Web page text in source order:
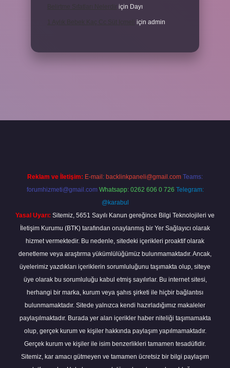
için Dayı
için admin
Reklam ve İletişim: E-mail: backlinkpaneli@gmail.com Teams:
forumhizmeti@gmail.com Whatsapp: 0262 606 0 726 Telegram:
@karabul
Yasal Uyarı: Sitemiz, 5651 Sayılı Kanun gereğince Bilgi Teknolojileri ve
İletişim Kurumu (BTK) tarafından onaylanmış bir Yer Sağlayıcı olarak
hizmet vermektedir. Bu nedenle, sitedeki içerikleri proaktif olarak
denetleme veya araştırma yükümlülüğümüz bulunmamaktadır. Ancak,
üyelerimiz yazdıkları içeriklerin sorumluluğunu taşımakta olup, siteye
üye olarak bu sorumluluğu kabul etmiş sayılırlar. Bu internet sitesi,
herhangi bir marka, kurum veya şahıs şirketi ile hiçbir bağlantısı
bulunmamaktadır. Sitede yalnızca kendi hazırladığımız makaleler
paylaşılmaktadır. Burada yer alan içerikler haber niteliği taşımamakta
olup, gerçek kurum ve kişiler hakkında paylaşım yapılmamaktadır.
Gerçek kurum ve kişiler ile isim benzerlikleri tamamen tesadüfidir.
Sitemiz, kar amacı gütmeyen ve tamamen ücretsiz bir bilgi paylaşım